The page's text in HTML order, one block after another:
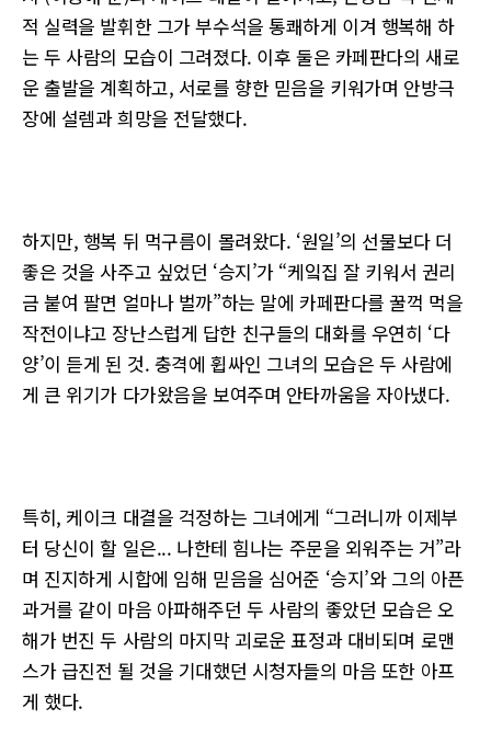
적 실력을 발휘한 그가 부수석을 통쾌하게 이겨 행복해 하
는 두 사람의 모습이 그려졌다. 이후 둘은 카페판다의 새로
운 출발을 계획하고, 서로를 향한 믿음을 키워가며 안방극
장에 설렘과 희망을 전달했다.
하지만, 행복 뒤 먹구름이 몰려왔다. ‘원일’의 선물보다 더
좋은 것을 사주고 싶었던 ‘승지’가 “케잌집 잘 키워서 권리
금 붙여 팔면 얼마나 벌까”하는 말에 카페판다를 꿀꺽 먹을
작전이냐고 장난스럽게 답한 친구들의 대화를 우연히 ‘다
양’이 듣게 된 것. 충격에 휩싸인 그녀의 모습은 두 사람에
게 큰 위기가 다가왔음을 보여주며 안타까움을 자아냈다.
특히, 케이크 대결을 걱정하는 그녀에게 “그러니까 이제부
터 당신이 할 일은... 나한테 힘나는 주문을 외워주는 거”라
며 진지하게 시합에 임해 믿음을 심어준 ‘승지’와 그의 아픈
과거를 같이 마음 아파해주던 두 사람의 좋았던 모습은 오
해가 번진 두 사람의 마지막 괴로운 표정과 대비되며 로맨
스가 급진전 될 것을 기대했던 시청자들의 마음 또한 아프
게 했다.